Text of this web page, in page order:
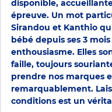
disponible,
épreuve. Un mot
Sirandou et Kanthio
bébé depuis ses 3
enthousiasme. Elles
faille, toujours
prendre nos marques
remarquablement.
conditions est un